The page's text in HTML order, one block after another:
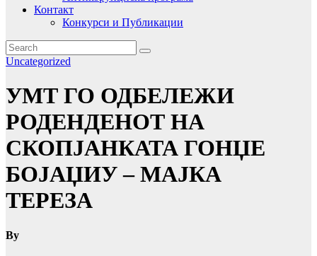
Контакт
Конкурси и Публикации
Uncategorized
УМТ ГО ОДБЕЛЕЖИ
РОДЕНДЕНОТ НА
СКОПЈАНКАТА ГОНЏЕ
БОЈАЏИУ – МАЈКА
ТЕРЕЗA
By